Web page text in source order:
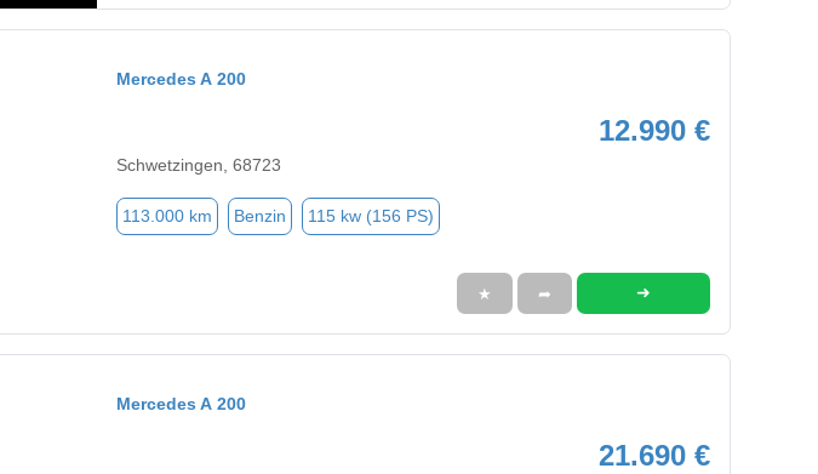
Mercedes A 200
12.990 €
Schwetzingen, 68723
113.000 km Benzin 115 kw (156 PS)
★ ➦ ➜
Mercedes A 200
21.690 €